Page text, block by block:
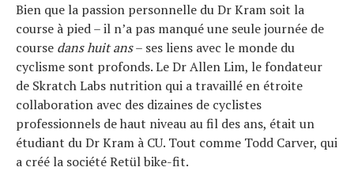
Bien que la passion personnelle du Dr Kram soit la
course à pied – il n’a pas manqué une seule journée de
course dans huit ans– ses liens avec le monde du
cyclisme sont profonds. Le Dr Allen Lim, le fondateur
de Skratch Labs nutrition qui a travaillé en étroite
collaboration avec des dizaines de cyclistes
professionnels de haut niveau au fil des ans, était un
étudiant du Dr Kram à CU. Tout comme Todd Carver, qui
a créé la société Retül bike-fit.